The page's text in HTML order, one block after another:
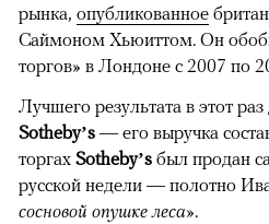
рынка, опубликованное
Саймоном Хьюиттом. Он
торгов» в Лондоне с 2007 по
Лучшего результата в этот
Sotheby’s — его выручка
торгах Sotheby’s был продан
русской недели — полотно
сосновой опушке леса».